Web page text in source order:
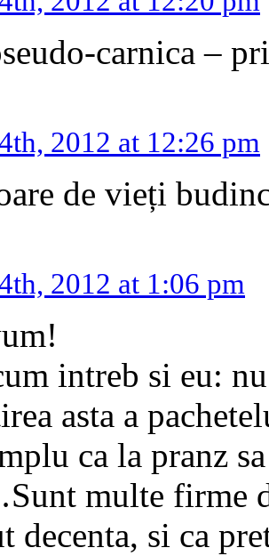
carnica –
2012 at 12:26 pm
de vieți
2012 at 1:06 pm
intreb si eu:
asta a
ca la pranz
multe firme
decenta, si ca